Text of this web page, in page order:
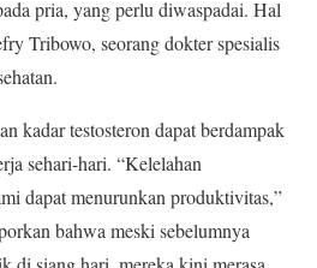
pria, yang perlu diwaspadai. Hal
Tribowo, seorang dokter spesialis
kadar testosteron dapat berdampak
sehari-hari. “Kelelahan
dapat menurunkan produktivitas,”
bahwa meski sebelumnya